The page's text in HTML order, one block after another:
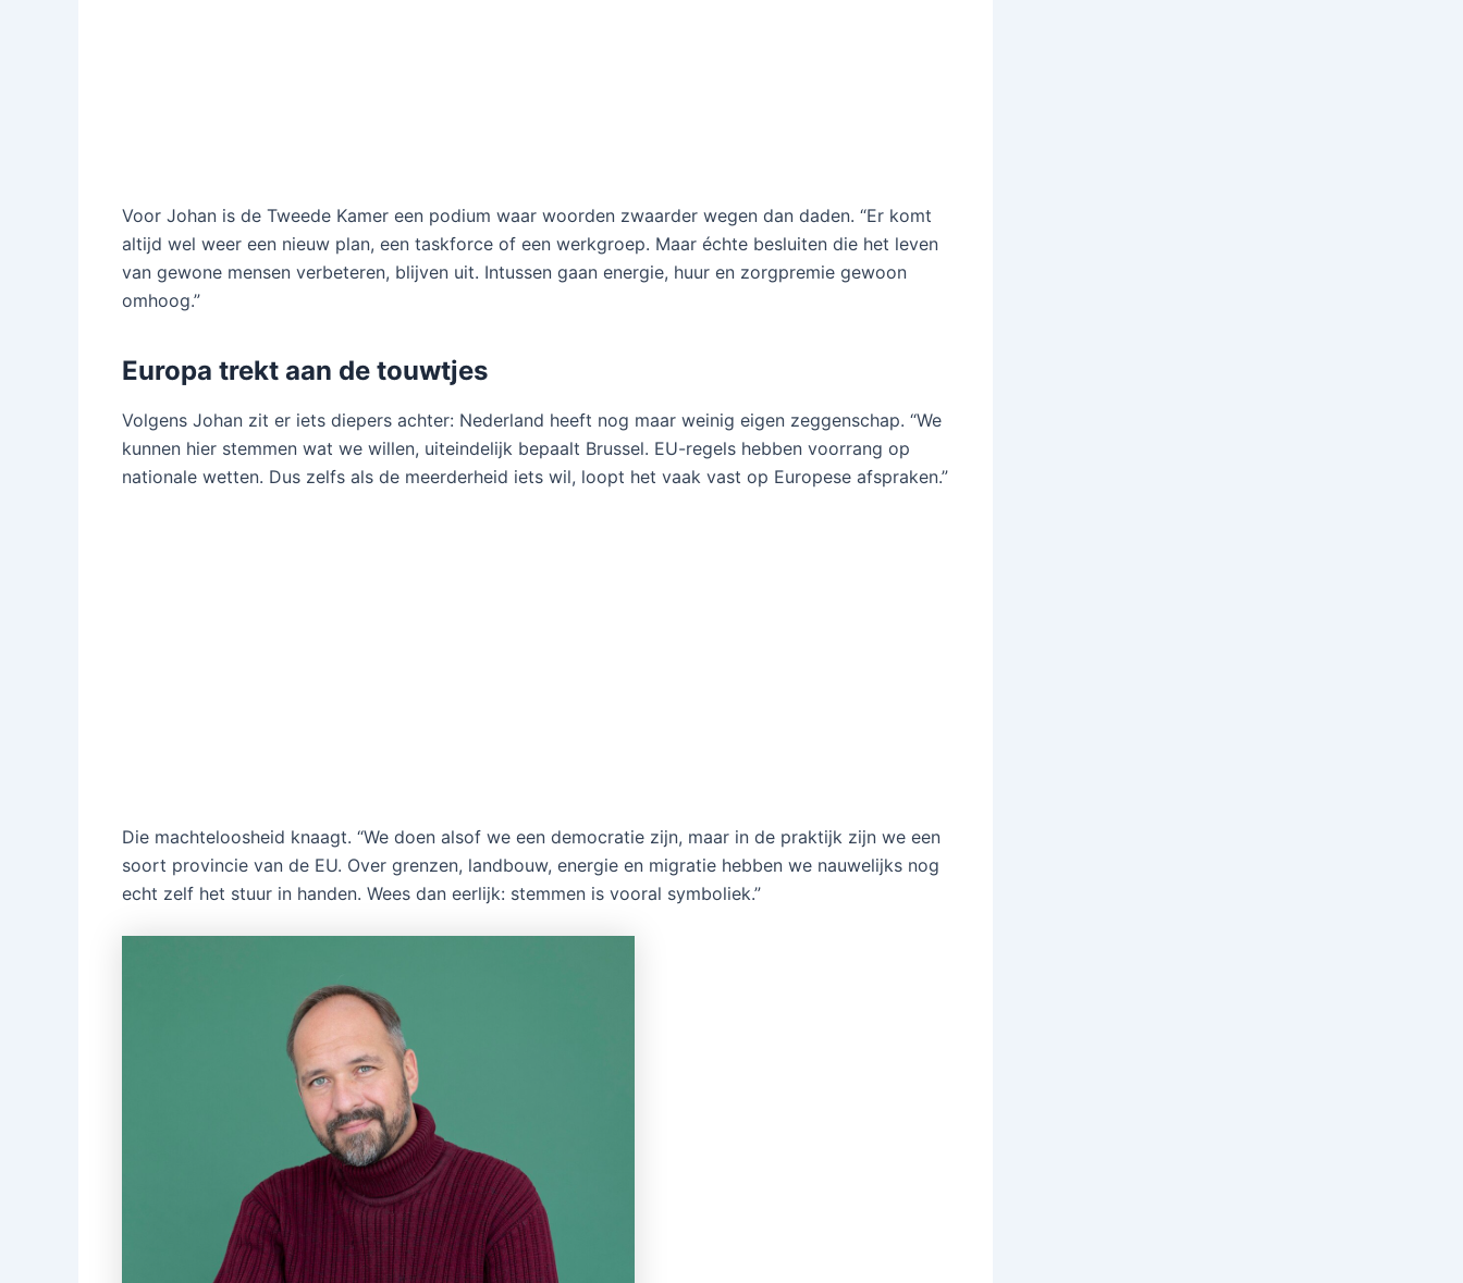
Voor Johan is de Tweede Kamer een podium waar woorden zwaarder wegen dan daden. “Er komt
altijd wel weer een nieuw plan, een taskforce of een werkgroep. Maar échte besluiten die het leven
van gewone mensen verbeteren, blijven uit. Intussen gaan energie, huur en zorgpremie gewoon
omhoog.”
Europa trekt aan de touwtjes
Volgens Johan zit er iets diepers achter: Nederland heeft nog maar weinig eigen zeggenschap. “We
kunnen hier stemmen wat we willen, uiteindelijk bepaalt Brussel. EU-regels hebben voorrang op
nationale wetten. Dus zelfs als de meerderheid iets wil, loopt het vaak vast op Europese afspraken.”
Die machteloosheid knaagt. “We doen alsof we een democratie zijn, maar in de praktijk zijn we een
soort provincie van de EU. Over grenzen, landbouw, energie en migratie hebben we nauwelijks nog
echt zelf het stuur in handen. Wees dan eerlijk: stemmen is vooral symboliek.”